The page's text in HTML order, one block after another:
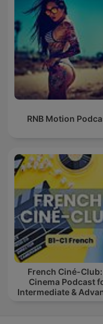
RNB Motion
French Ciné-
Cinema Podcast
Intermediate &